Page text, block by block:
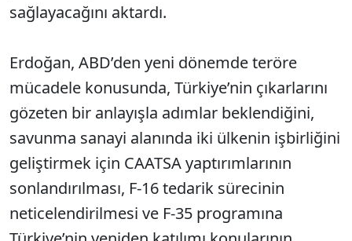
sağlayacağını aktardı.
Erdoğan, ABD’den yeni dönemde teröre
mücadele konusunda, Türkiye’nin çıkarlarını
gözeten bir anlayışla adımlar beklendiğini,
savunma sanayi alanında iki ülkenin işbirliğini
geliştirmek için CAATSA yaptırımlarının
sonlandırılması, F-16 tedarik sürecinin
neticelendirilmesi ve F-35 programına